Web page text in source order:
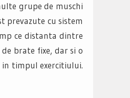
grupe de muschi
prevazute cu sistem
ce distanta dintre
brate fixe, dar si o
in timpul exercitiului.